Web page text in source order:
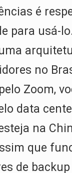
é
para usá-
no
Zoom,
data
na
que
de